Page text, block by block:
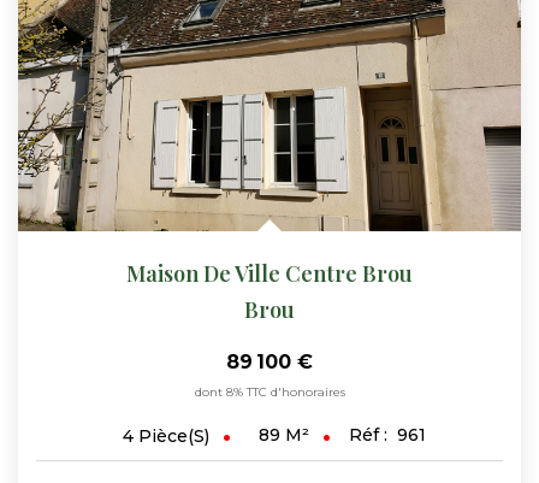
Maison De Ville Centre Brou
Brou
89 100 €
dont 8% TTC d'honoraires
4 Pièce(s) 89 M² Réf : 961